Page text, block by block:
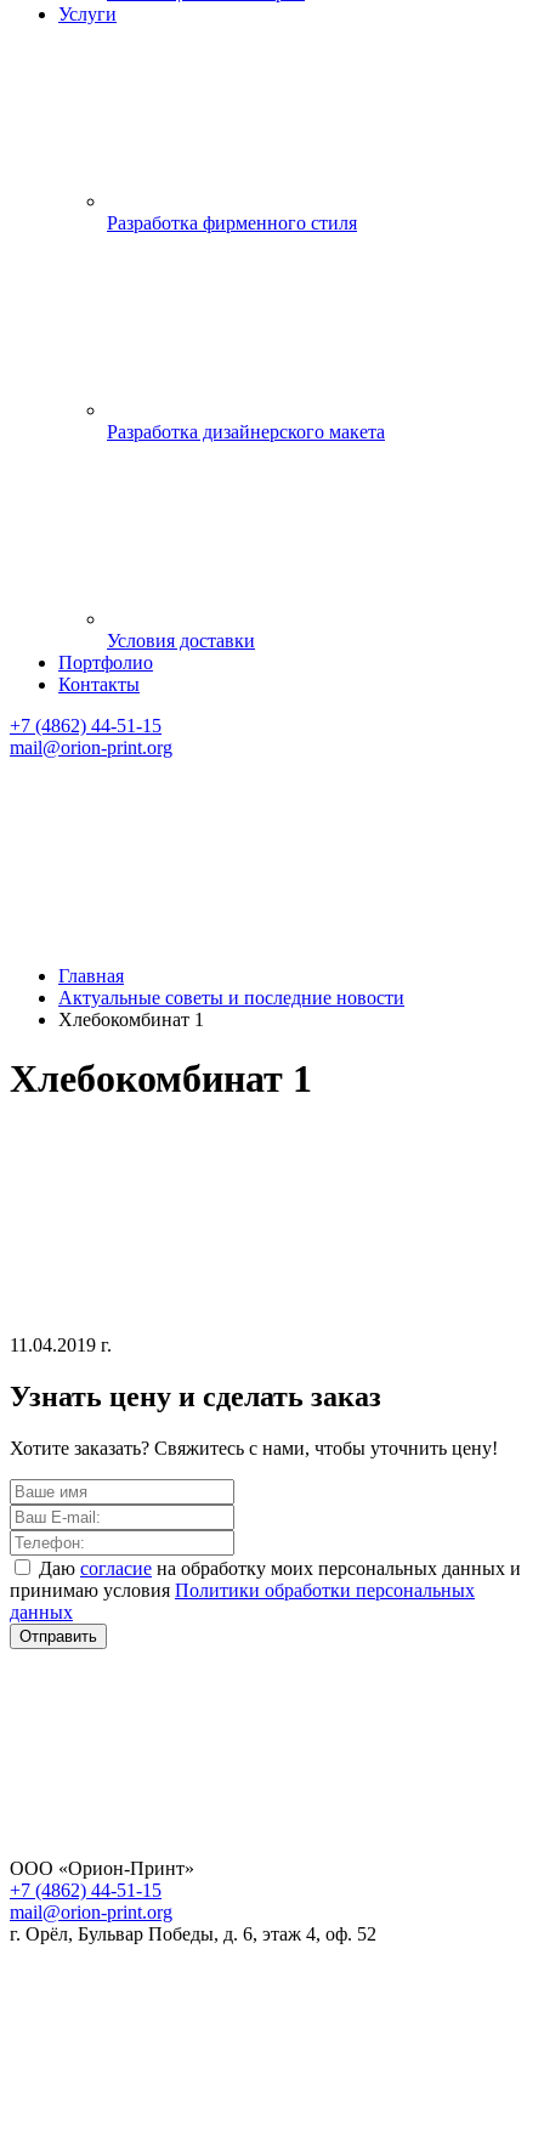
Услуги
Разработка фирменного стиля
Разработка дизайнерского макета
Условия доставки
Портфолио
Контакты
+7 (4862) 44-51-15
mail@orion-print.org
Главная
Актуальные советы и последние новости
Хлебокомбинат 1
Хлебокомбинат 1
11.04.2019 г.
Узнать цену и сделать заказ
Хотите заказать? Свяжитесь с нами, чтобы уточнить цену!
Даю согласие на обработку моих персональных данных и
принимаю условия Политики обработки персональных
данных
Отправить
ООО «Орион-Принт»
+7 (4862) 44-51-15
mail@orion-print.org
г. Орёл, Бульвар Победы, д. 6, этаж 4, оф. 52